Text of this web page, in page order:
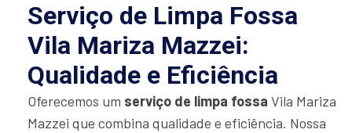
Serviço de Limpa Fossa
Vila Mariza Mazzei:
Qualidade e Eficiência
Oferecemos um serviço de limpa fossa Vila Mariza
Mazzei que combina qualidade e eficiência. Nossa